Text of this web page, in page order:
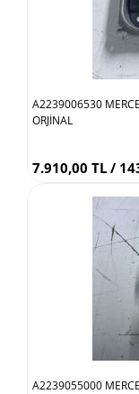
A2239006530
ORJİNAL
7.910,00 TL /
A2239055000